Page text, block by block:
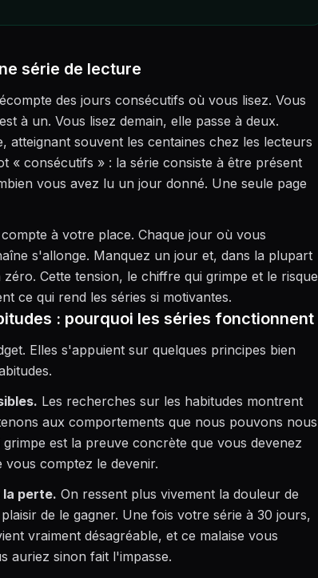
série de lecture
des jours consécutifs où vous lisez. Vous
à un. Vous lisez demain, elle passe à deux.
atteignant souvent les centaines chez les lecteurs
« consécutifs » : la série consiste à être présent
vous avez lu un jour donné. Une seule page
à votre place. Chaque jour où vous
s'allonge. Manquez un jour et, dans la plupart
Cette tension, le chiffre qui grimpe et le risque
ce qui rend les séries si motivantes.
: pourquoi les séries fonctionnent
Elles s'appuient sur quelques principes bien
Les recherches sur les habitudes montrent
aux comportements que nous pouvons nous
est la preuve concrète que vous devenez
vous comptez le devenir.
perte. On ressent plus vivement la douleur de
de le gagner. Une fois votre série à 30 jours,
vraiment désagréable, et ce malaise vous
auriez sinon fait l'impasse.